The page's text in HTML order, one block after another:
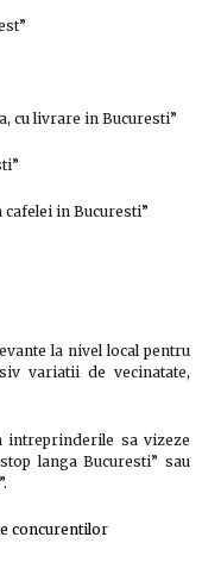
cu livrare in Bucuresti”
cafelei in Bucuresti”
la nivel local pentru
variatii de vecinatate,
intreprinderile sa vizeze
langa Bucuresti” sau
concurentilor